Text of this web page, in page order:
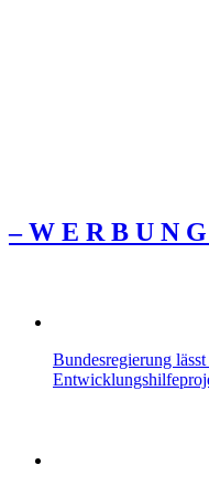
– W Ε R Β U Ν
Bundesregierung